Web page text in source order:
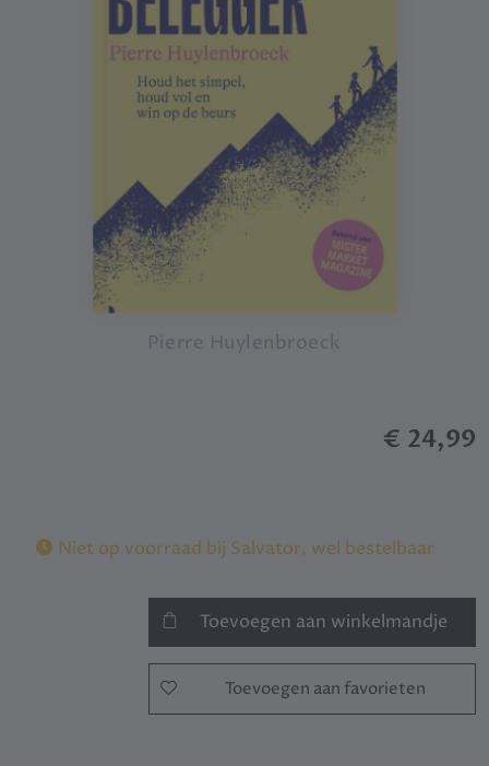
Pierre Huylenbroeck
€ 24,99
Niet op voorraad bij Salvator, wel bestelbaar
Toevoegen aan winkelmandje
Toevoegen aan favorieten